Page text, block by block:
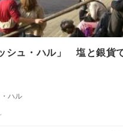
シュ・ハル」 塩と銀貨
ハル